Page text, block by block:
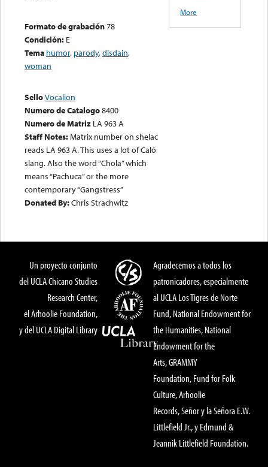
Formato de grabación78
Condición: E
Tema humor, parody,disdain,
woman
SelloVocalion
Numero de Catalogo8400
Numero de Matriz LA 963 A
Staff Notes:Matrix number on shelac
reads LA 963 A. This uses a lot of Caló
slang. Also the word “Chola” which
means “Pachuca” or the more
contemporary “Gangstress”
Donated By:Chris Strachwitz
More
Un proyecto conjunto
del UCLA Chicano Studies
Research Center,
el Arhoolie Foundation,
y del UCLA Digital Library
Agradecemos a todos los
patronicadores, especialmente
al UCLA Los Tigres de Norte
Fund, National Endowment for
the Humanities, National
Endowment for the
Arts, GRAMMY
Foundation, Fund for Folk
Culture, Arhoolie
Records, Señor y la Señora E.W.
Littlefield Jr., y Edmund &
Jeannik Littlefield Foundation.